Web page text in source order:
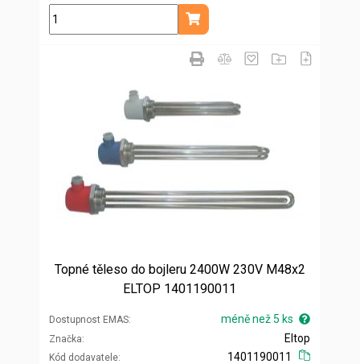
ks
Přidat do košíku
Topné těleso do bojleru 2400W 230V M48x2
ELTOP 1401190011
Dostupnost EMAS méně než 5 ks
Značka
Kód dodavatele
Eltop
1401190011